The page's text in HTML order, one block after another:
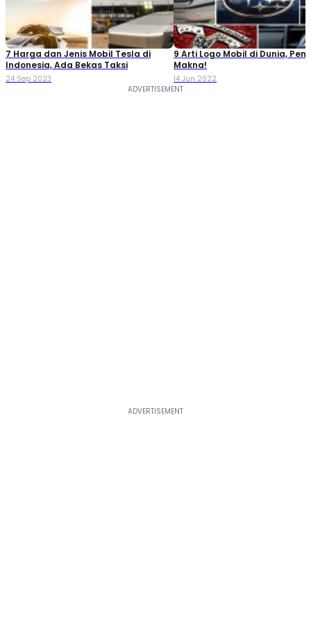
7 Harga dan Jenis Mobil Tesla di
Indonesia, Ada Bekas Taksi
24 Sep 2023
9 Arti Logo Mobil di Dunia,
Makna!
14 Jun 2022